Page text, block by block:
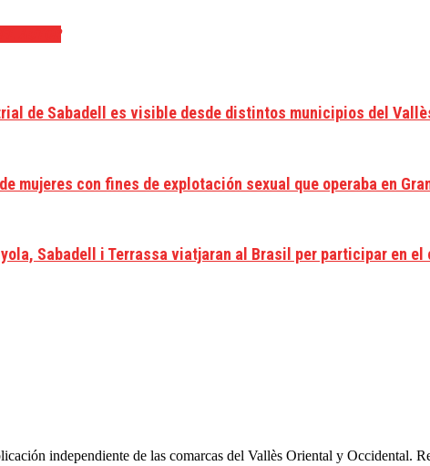
de Sabadell es visible desde distintos municipios del
mujeres con fines de explotación sexual que operaba en
Sabadell i Terrassa viatjaran al Brasil per participar en
independiente de las comarcas del Vallès Oriental y Occidental.